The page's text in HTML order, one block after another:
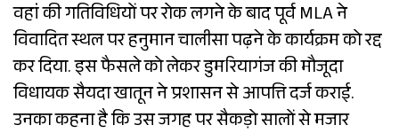
वहां की गतिविधियों पर रोक लगने के बाद पूर्व MLA ने
विवादित स्थल पर हनुमान चालीसा पढ़ने के कार्यक्रम को रद्द
कर दिया. इस फैसले को लेकर डुमरियागंज की मौजूदा
विधायक सैयदा खातून ने प्रशासन से आपत्ति दर्ज कराई.
उनका कहना है कि उस जगह पर सैकड़ो सालों से मजार